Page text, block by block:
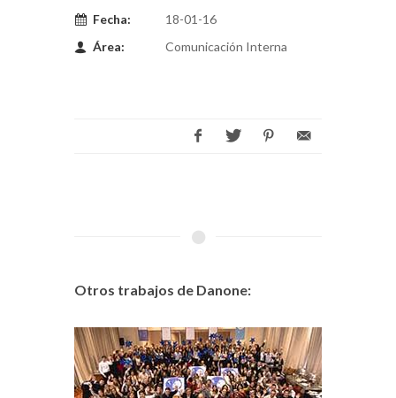
Fecha:
18-01-16
Área:
Comunicación Interna
Otros trabajos de Danone: